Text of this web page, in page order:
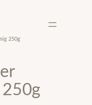
250g
250g